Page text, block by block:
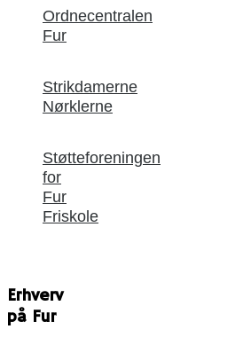
Ordnecentralen
Fur
Strikdamerne
Nørklerne
Støtteforeningen
for
Fur
Friskole
Erhverv
på Fur